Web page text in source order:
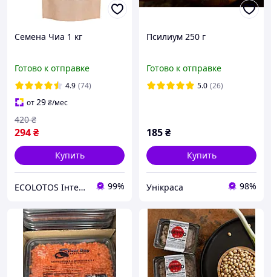
Семена Чиа 1 кг
Готово к отправке
4.9 (74)
от29₴/мес
294₴
420 ₴
Купить
ECOLOTOS Інтернет-магазин натуральних продуктів харчування 99%
Псилиум 250 г
Готово к отправке
5.0 (26)
185₴
Купить
Унікраса 98%